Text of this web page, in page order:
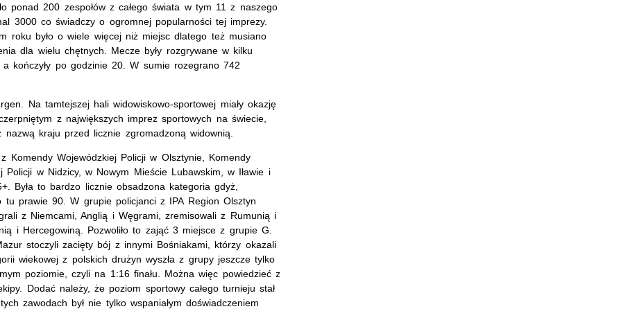
ponad 200 zespołów z całego świata w tym 11 z naszego
3000 co świadczy o ogromnej popularności tej imprezy.
roku było o wiele więcej niż miejsc dlatego też musiano
dla wielu chętnych. Mecze były rozgrywane w kilku
kończyły po godzinie 20. W sumie rozegrano 742
Na tamtejszej hali widowiskowo-sportowej miały okazję
z największych imprez sportowych na świecie,
kraju przed licznie zgromadzoną widownią.
Komendy Wojewódzkiej Policji w Olsztynie, Komendy
Policji w Nidzicy, w Nowym Mieście Lubawskim, w Iławie i
Była to bardzo licznie obsadzona kategoria gdyż,
tu prawie 90. W grupie policjanci z IPA Region Olsztyn
z Niemcami, Anglią i Węgrami, zremisowali z Rumunią i
i Hercegowiną. Pozwoliło to zająć 3 miejsce z grupie G.
stoczyli zacięty bój z innymi Bośniakami, którzy okazali
wiekowej z polskich drużyn wyszła z grupy jeszcze tylko
poziomie, czyli na 1:16 finału. Można więc powiedzieć z
Dodać należy, że poziom sportowy całego turnieju stał
zawodach był nie tylko wspaniałym doświadczeniem